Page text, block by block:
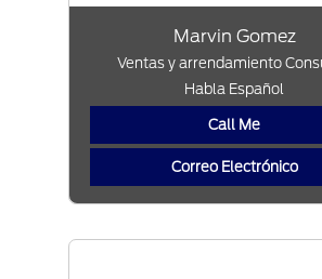
Marvin Gomez
Ventas y arrendamiento
Habla Español
Call Me
Correo Electrónico